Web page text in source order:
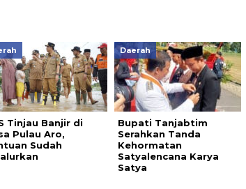
Tinjau Banjir di
Pulau Aro,
Sudah
Daerah
Bupati Tanjabtim
Serahkan Tanda
Kehormatan
Satyalencana Karya
Satya